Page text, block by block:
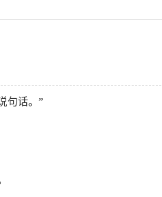
句话。”